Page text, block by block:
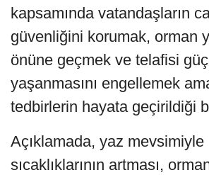
kapsamında vatandaşların
güvenliğini korumak, orman
önüne geçmek ve telafisi
yaşanmasını engellemek
tedbirlerin hayata geçirildiği
Açıklamada, yaz
sıcaklıklarının artması,